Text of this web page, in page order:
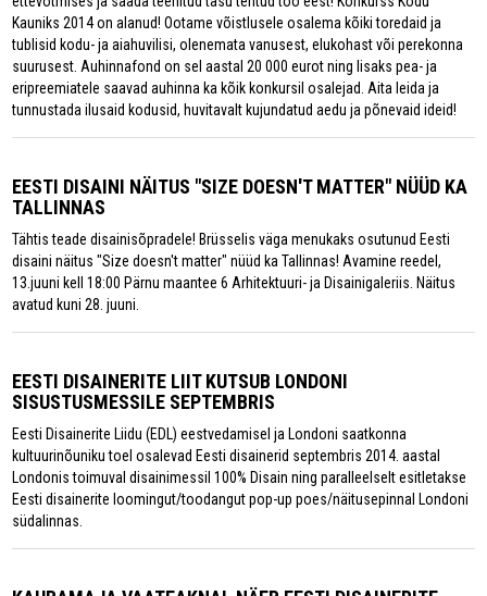
Kauniks 2014 on alanud! Ootame võistlusele osalema kõiki toredaid ja
tublisid kodu- ja aiahuvilisi, olenemata vanusest, elukohast või perekonna
suurusest. Auhinnafond on sel aastal 20 000 eurot ning lisaks pea- ja
eripreemiatele saavad auhinna ka kõik konkursil osalejad. Aita leida ja
tunnustada ilusaid kodusid, huvitavalt kujundatud aedu ja põnevaid ideid!
EESTI DISAINI NÄITUS "SIZE DOESN'T MATTER" NÜÜD KA
TALLINNAS
Tähtis teade disainisõpradele! Brüsselis väga menukaks osutunud Eesti
disaini näitus "Size doesn't matter" nüüd ka Tallinnas! Avamine reedel,
13.juuni kell 18:00 Pärnu maantee 6 Arhitektuuri- ja Disainigaleriis. Näitus
avatud kuni 28. juuni.
EESTI DISAINERITE LIIT KUTSUB LONDONI
SISUSTUSMESSILE SEPTEMBRIS
Eesti Disainerite Liidu (EDL) eestvedamisel ja Londoni saatkonna
kultuurinõuniku toel osalevad Eesti disainerid septembris 2014. aastal
Londonis toimuval disainimessil 100% Disain ning paralleelselt esitletakse
Eesti disainerite loomingut/toodangut pop-up poes/näitusepinnal Londoni
südalinnas.